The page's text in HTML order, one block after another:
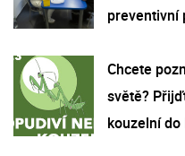
preventivní
Chcete
světě?
kouzelní